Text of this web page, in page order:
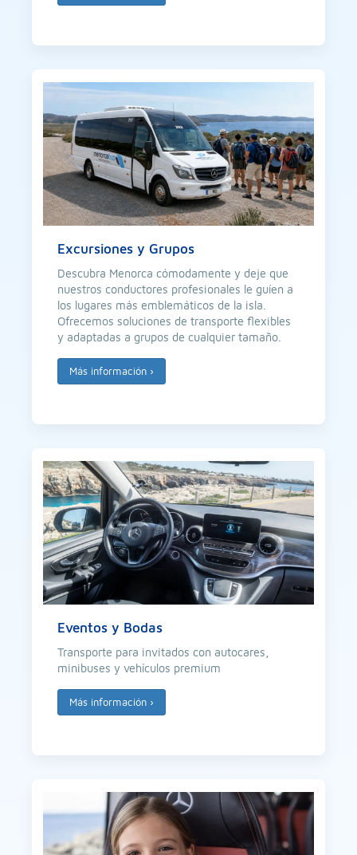
Excursiones y Grupos
Descubra Menorca cómodamente y deje que
nuestros conductores profesionales le guíen a
los lugares más emblemáticos de la isla.
Ofrecemos soluciones de transporte flexibles
y adaptadas a grupos de cualquier tamaño.
Más información ›
Eventos y Bodas
Transporte para invitados con autocares,
minibuses y vehículos premium
Más información ›